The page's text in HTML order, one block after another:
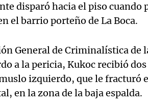
disparó hacia el piso cuando
el barrio porteño de La Boca.
General de Criminalística de
a la pericia, Kukoc recibió
izquierdo, que le fracturó
en la zona de la baja espalda.